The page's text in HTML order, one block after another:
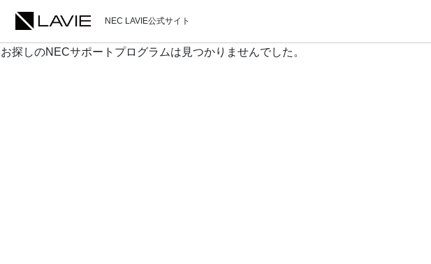
NEC LAVIE公式サイト
お探しのNECサポートプログラムは見つかりませんでした。